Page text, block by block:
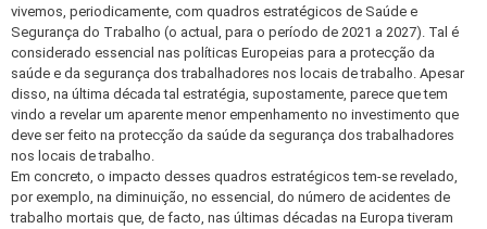
vivemos, periodicamente, com quadros estratégicos de Saúde e
Segurança do Trabalho (o actual, para o período de 2021 a 2027). Tal é
considerado essencial nas políticas Europeias para a protecção da
saúde e da segurança dos trabalhadores nos locais de trabalho. Apesar
disso, na última década tal estratégia, supostamente, parece que tem
vindo a revelar um aparente menor empenhamento no investimento que
deve ser feito na protecção da saúde da segurança dos trabalhadores
nos locais de trabalho.
Em concreto, o impacto desses quadros estratégicos tem-se revelado,
por exemplo, na diminuição, no essencial, do número de acidentes de
trabalho mortais que, de facto, nas últimas décadas na Europa tiveram